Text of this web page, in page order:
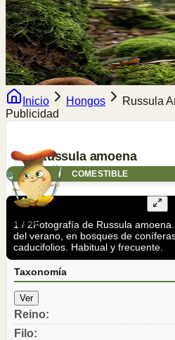
Inicio Hongos
Russula
Publicidad
Russula amoena
Quél. COMESTIBLE
1 / 2Fotografía de Russula
del verano, en bosques de
caducifolios. Habitual y frecuente.
Taxonomía
Ver
Reino:
Filo: